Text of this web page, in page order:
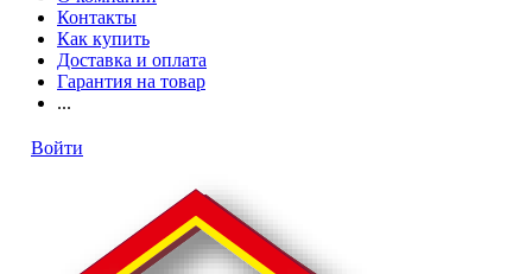
Контакты
Как купить
Доставка и оплата
Гарантия на товар
...
Войти